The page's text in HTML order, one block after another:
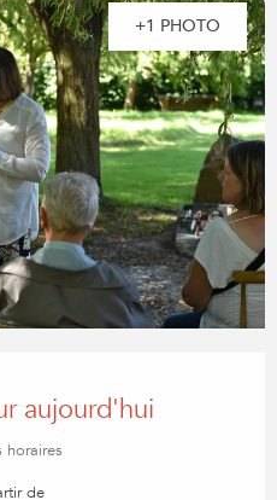
+1 PHOTO
aujourd'hui
horaires
de